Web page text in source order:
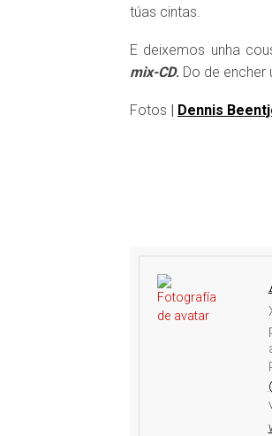
túas cintas.
E deixemos unha
mix-CD. Do de encher
Fotos Dennis